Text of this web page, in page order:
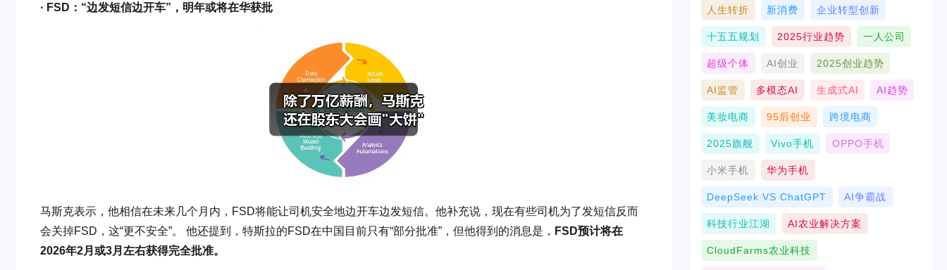
· FSD：“边发短信边开车”，明年或将在华获批
马斯克表示，他相信在未来几个月内，FSD将能让司机安全地边开车边发短信。他补充说，现在有些司机为了发短信反而
会关掉FSD，这“更不安全”。 他还提到，特斯拉的FSD在中国目前只有“部分批准”，但他得到的消息是， FSD预计将在
2026年2月或3月左右获得完全批准。
人生转折 新消费 企业转型创新
十五五规划 2025行业趋势 一人公司
超级个体 AI创业 2025创业趋势
AI监管 多模态AI 生成式AI AI趋势
美妆电商 95后创业 跨境电商
2025旗舰 Vivo手机 OPPO手机
小米手机 华为手机
DeepSeek VS ChatGPT AI争霸战
科技行业江湖 AI农业解决方案
CloudFarms农业科技